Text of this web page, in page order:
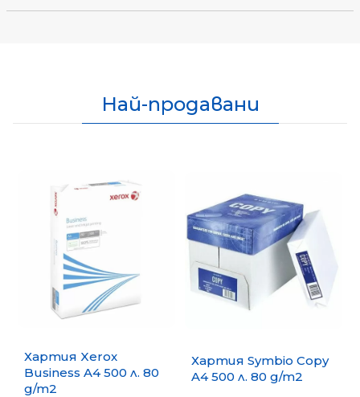
Най-продавани
Хартия Xerox
Business A4 500 л. 80
g/m2
Хартия Symbio Copy
A4 500 л. 80 g/m2